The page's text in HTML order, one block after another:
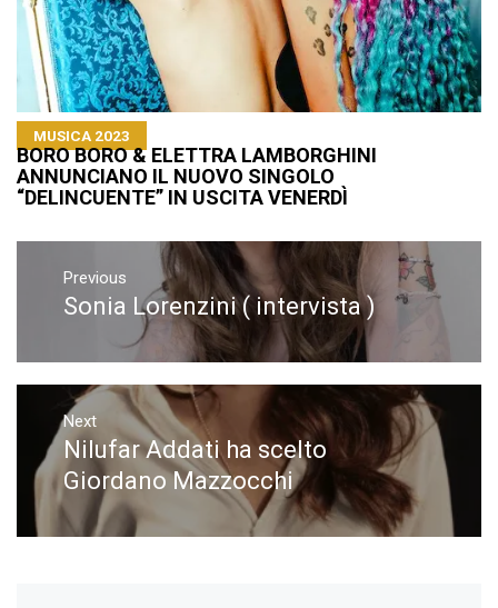
MUSICA 2023
BORO BORO & ELETTRA LAMBORGHINI
ANNUNCIANO IL NUOVO SINGOLO
“DELINCUENTE” IN USCITA VENERDÌ
Navigazione
articoli
Previous
Previous
Sonia Lorenzini ( intervista )
Next
Next
post:
Nilufar Addati ha scelto
Giordano Mazzocchi